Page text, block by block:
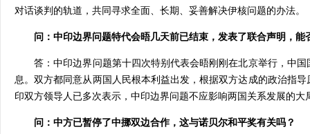
对话谈判的轨道，共同寻求全面、长期、妥善解决伊核问题的办法。
问：中印边界问题特代会晤几天前已结束，发表了联合声明，能
答：中印边界问题第十四次特别代表会晤刚刚在北京举行，中国
息。双方都同意从两国人民根本利益出发，根据双方达成的政治指
印双方领导人已多次表示，中印边界问题不应影响两国关系发展的大
问：中方已暂停了中挪双边合作，这与诺贝尔和平奖有关吗？